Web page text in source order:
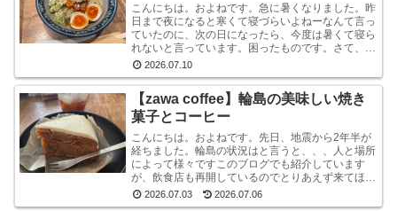
こんにちは。およねです。急に暑くなりました。昨
日まで夜になると寒くて寝づらいよねーなんて言っ
ていたのに、次の日になったら、今度は暑くて寝ら
れないと言っています。困ったものです。さて、先
日金沢へ行ったとき、ひさしぶりにひとりラーメン
を堪能して...
2026.07.10
【zawa coffee】輪島の美味しい焼き
菓子とコーヒー
こんにちは。およねです。先日、地震から2年半が
経ちました。輪島の状況はと言うと、、、人と場所
によって様々ですこのブログでも紹介しています
が、飲食店も再開しているのでとりあえず来てほし
いです。宿泊施設は少な目ですが、、、参考サイト
あとコンビニ...
2026.07.03 2026.07.06